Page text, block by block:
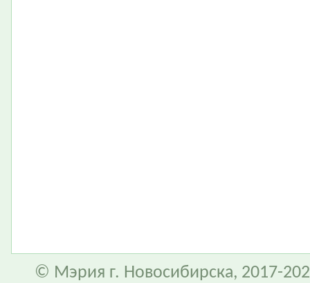
© Мэрия г. Новосибирска, 2017-